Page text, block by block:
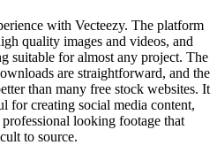
with Vecteezy. The platform
quality images and videos, and
suitable for almost any project. The
are straightforward, and the
than many free stock websites. It
for creating social media content,
looking footage that
to source.